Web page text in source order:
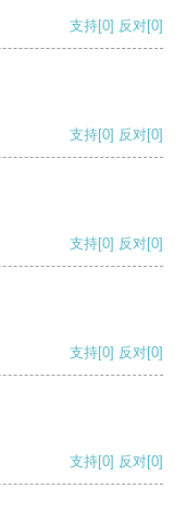
支持[0] 反对[0]
支持[0] 反对[0]
支持[0] 反对[0]
支持[0] 反对[0]
支持[0] 反对[0]